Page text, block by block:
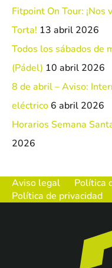
Fitpoint On Tour: ¡Nos
Torta! 13 abril 2026
Todos los sábados de
(Pádel) 10 abril 2026
8 de abril – Aviso:
eléctrico 6 abril 2026
Horarios Semana
2026
Aviso legal
Política
Política de privacidad